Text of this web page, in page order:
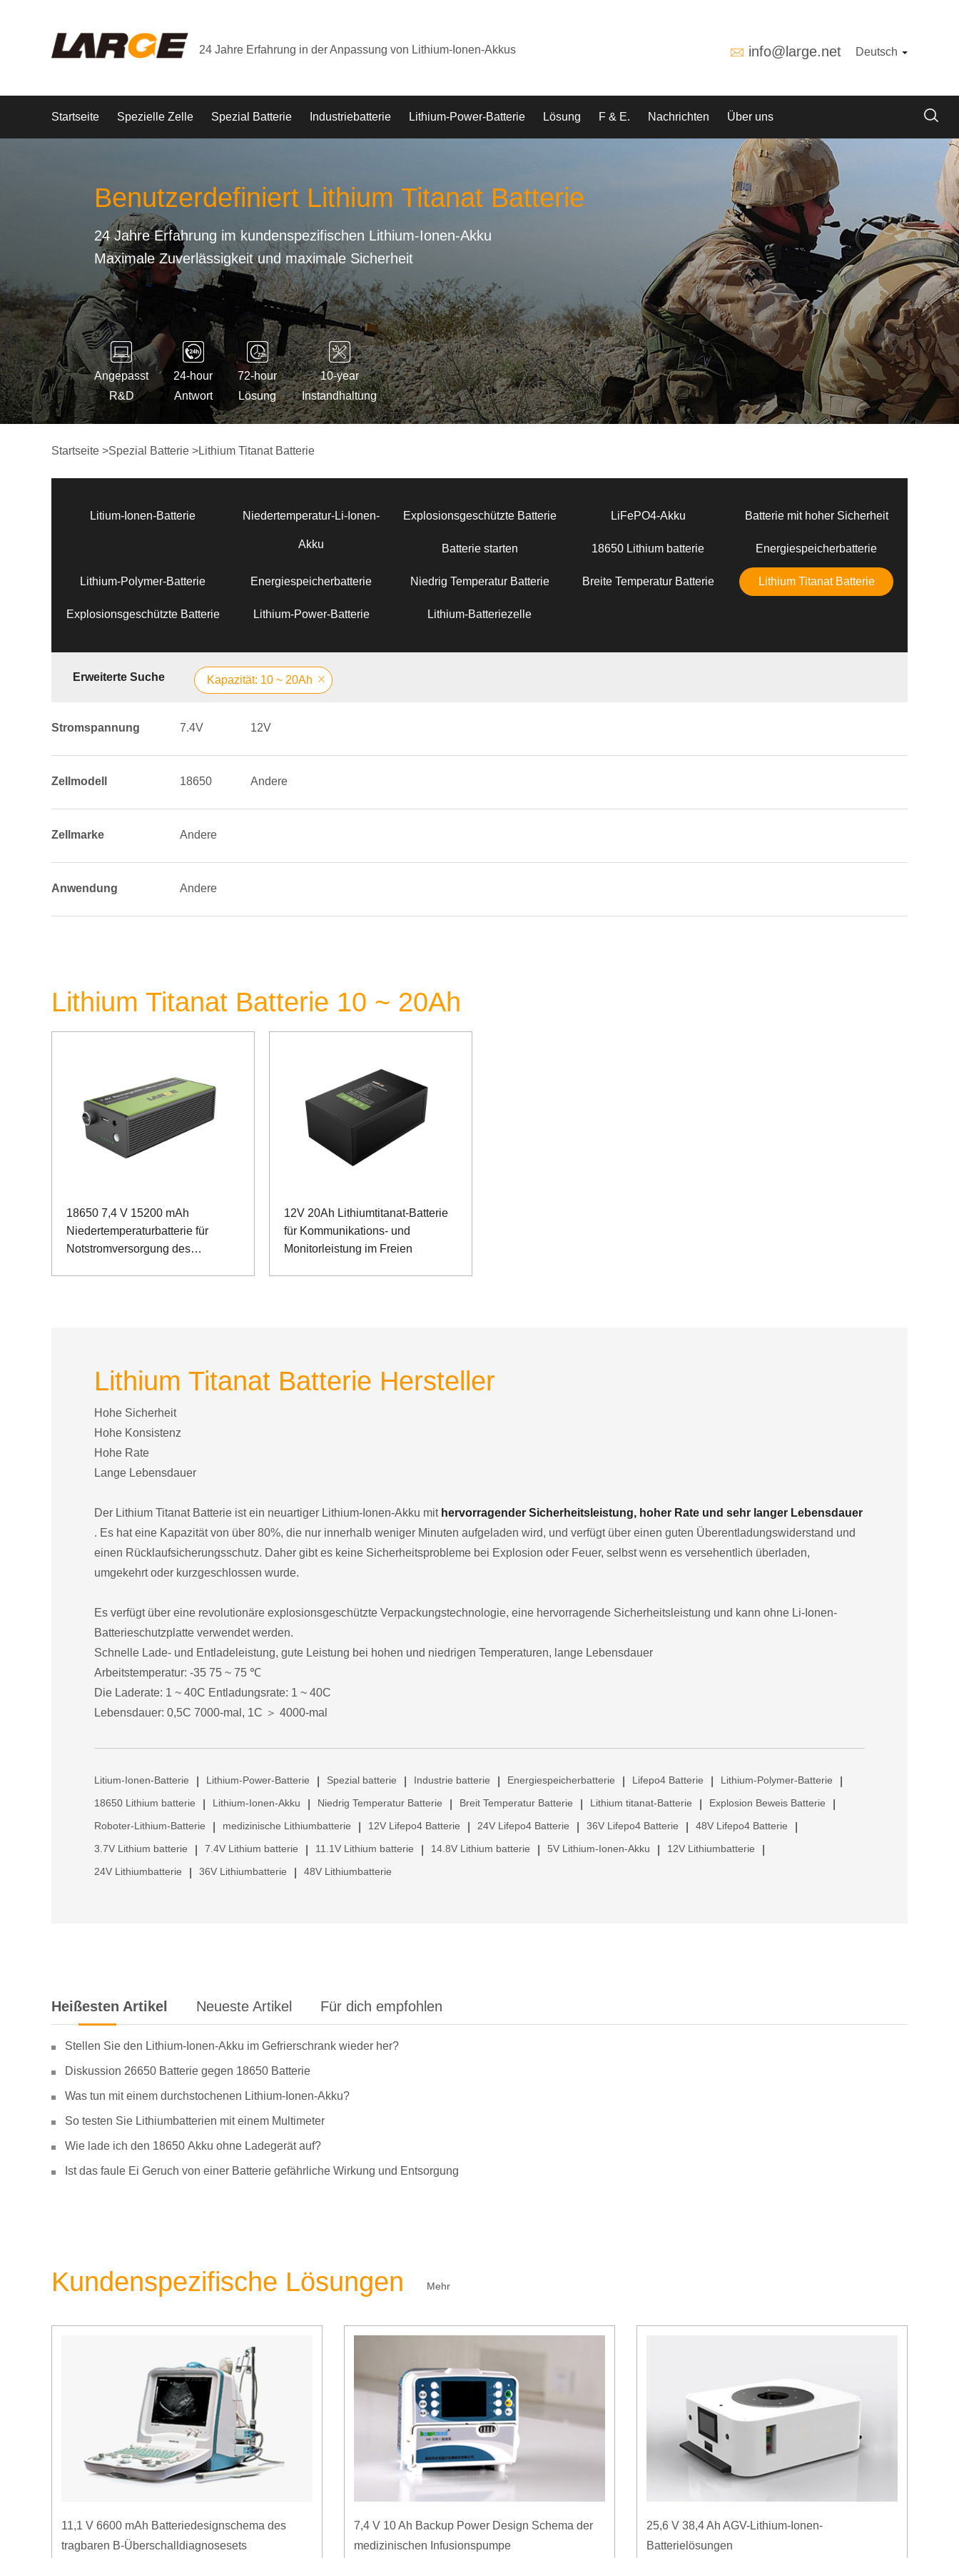
24 Jahre Erfahrung in der Anpassung von Lithium-Ionen-Akkus info@large.net Deutsch
Startseite Spezielle Zelle Spezial Batterie Industriebatterie Lithium-Power-Batterie Lösung F & E. Nachrichten Über uns
Benutzerdefiniert Lithium Titanat Batterie
24 Jahre Erfahrung im kundenspezifischen Lithium-Ionen-Akku
Maximale Zuverlässigkeit und maximale Sicherheit
Angepasst
R&D
24-hour
Antwort
72-hour
Lösung
10-year
Instandhaltung
Startseite >Spezial Batterie >Lithium Titanat Batterie
Litium-Ionen-Batterie Niedertemperatur-Li-Ionen-
Akku
Explosionsgeschützte Batterie LiFePO4-Akku Batterie mit hoher Sicherheit
Batterie starten 18650 Lithium batterie Energiespeicherbatterie
Lithium-Polymer-Batterie Energiespeicherbatterie Niedrig Temperatur Batterie Breite Temperatur Batterie Lithium Titanat Batterie
Explosionsgeschützte Batterie Lithium-Power-Batterie Lithium-Batteriezelle
Erweiterte Suche Kapazität: 10 ~ 20Ah
Stromspannung 7.4V 12V
Zellmodell 18650 Andere
Zellmarke Andere
Anwendung Andere
Lithium Titanat Batterie 10 ~ 20Ah
18650 7,4 V 15200 mAh
Niedertemperaturbatterie für
Notstromversorgung des
12V 20Ah Lithiumtitanat-Batterie
für Kommunikations- und
Monitorleistung im Freien
Lithium Titanat Batterie Hersteller
Hohe Sicherheit
Hohe Konsistenz
Hohe Rate
Lange Lebensdauer
Der Lithium Titanat Batterie ist ein neuartiger Lithium-Ionen-Akku mit hervorragender Sicherheitsleistung, hoher Rate und sehr langer Lebensdauer
. Es hat eine Kapazität von über 80%, die nur innerhalb weniger Minuten aufgeladen wird, und verfügt über einen guten Überentladungswiderstand und
einen Rücklaufsicherungsschutz. Daher gibt es keine Sicherheitsprobleme bei Explosion oder Feuer, selbst wenn es versehentlich überladen,
umgekehrt oder kurzgeschlossen wurde.
Es verfügt über eine revolutionäre explosionsgeschützte Verpackungstechnologie, eine hervorragende Sicherheitsleistung und kann ohne Li-Ionen-
Batterieschutzplatte verwendet werden.
Schnelle Lade- und Entladeleistung, gute Leistung bei hohen und niedrigen Temperaturen, lange Lebensdauer
Arbeitstemperatur: -35 75 ~ 75 ℃
Die Laderate: 1 ~ 40C Entladungsrate: 1 ~ 40C
Lebensdauer: 0,5C 7000-mal, 1C ＞ 4000-mal
Litium-Ionen-Batterie Lithium-Power-Batterie Spezial batterie Industrie batterie Energiespeicherbatterie Lifepo4 Batterie Lithium-Polymer-Batterie
18650 Lithium batterie Lithium-Ionen-Akku Niedrig Temperatur Batterie Breit Temperatur Batterie Lithium titanat-Batterie Explosion Beweis Batterie
Roboter-Lithium-Batterie medizinische Lithiumbatterie 12V Lifepo4 Batterie 24V Lifepo4 Batterie 36V Lifepo4 Batterie 48V Lifepo4 Batterie
3.7V Lithium batterie 7.4V Lithium batterie 11.1V Lithium batterie 14.8V Lithium batterie 5V Lithium-Ionen-Akku 12V Lithiumbatterie
24V Lithiumbatterie 36V Lithiumbatterie 48V Lithiumbatterie
Heißesten Artikel Neueste Artikel Für dich empfohlen
Stellen Sie den Lithium-Ionen-Akku im Gefrierschrank wieder her?
Diskussion 26650 Batterie gegen 18650 Batterie
Was tun mit einem durchstochenen Lithium-Ionen-Akku?
So testen Sie Lithiumbatterien mit einem Multimeter
Wie lade ich den 18650 Akku ohne Ladegerät auf?
Ist das faule Ei Geruch von einer Batterie gefährliche Wirkung und Entsorgung
Kundenspezifische Lösungen Mehr
11,1 V 6600 mAh Batteriedesignschema des
tragbaren B-Überschalldiagnosesets
7,4 V 10 Ah Backup Power Design Schema der
medizinischen Infusionspumpe
25,6 V 38,4 Ah AGV-Lithium-Ionen-
Batterielösungen